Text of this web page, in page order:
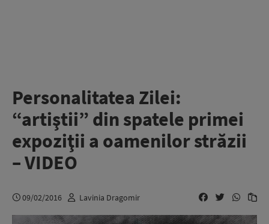
Personalitatea Zilei:
“artiştii” din spatele primei
expoziţii a oamenilor străzii
– VIDEO
09/02/2016 Lavinia Dragomir